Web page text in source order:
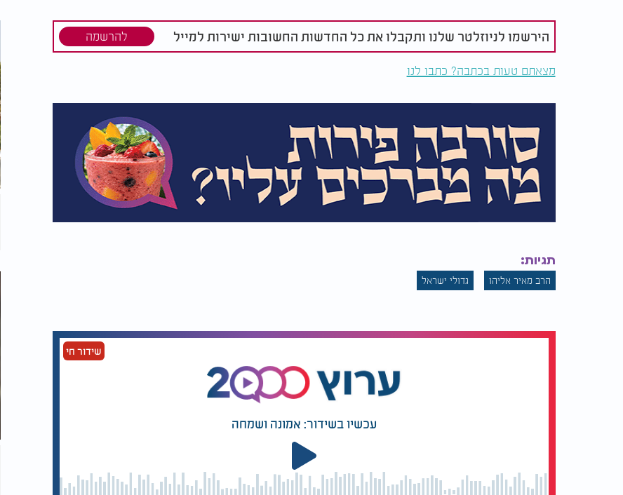
הירשמו לניוזלטר שלנו ותקבלו את כל החדשות החשובות ישירות למייל להרשמה
מצאתם טעות בכתבה? כתבו לנו
תגיות:
הרב מאיר אליהו גדולי ישראל
שידור חי
עכשיו בשידור: אמונה ושמחה